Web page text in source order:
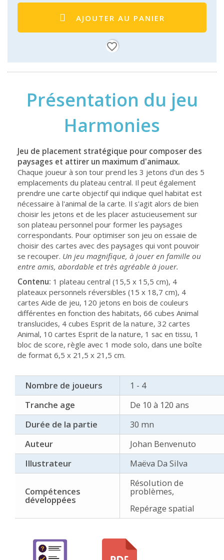
AJOUTER AU PANIER
favorite_border
Présentation du jeu
Harmonies
Jeu de placement stratégique pour composer des
paysages et attirer un maximum d'animaux.
Chaque joueur à son tour prend les 3 jetons d'un des 5
emplacements du plateau central. Il peut également
prendre une carte objectif qui indique quel habitat est
nécessaire à l'animal de la carte. Il s'agit alors de bien
choisir les jetons et de les placer astucieusement sur
son plateau personnel pour former les paysages
correspondants. Pour optimiser son jeu on essaie de
choisir des cartes avec des paysages qui vont pouvoir
se recouper. Un jeu magnifique, à jouer en famille ou
entre amis, abordable et très agréable à jouer.
Contenu: 1 plateau central (15,5 x 15,5 cm), 4
plateaux personnels réversibles (15 x 18,7 cm), 4
cartes Aide de jeu, 120 jetons en bois de couleurs
différentes en fonction des habitats, 66 cubes Animal
translucides, 4 cubes Esprit de la nature, 32 cartes
Animal, 10 cartes Esprit de la nature, 1 sac en tissu, 1
bloc de score, règle avec 1 mode solo, dans une boîte
de format 6,5 x 21,5 x 21,5 cm.
Nombre de joueurs
1 - 4
Tranche age
De 10 à 120 ans
Durée de la partie
30 mn
Auteur
Johan Benvenuto
Illustrateur
Maëva Da Silva
Compétences
développées
Résolution de
problèmes,
Repérage spatial